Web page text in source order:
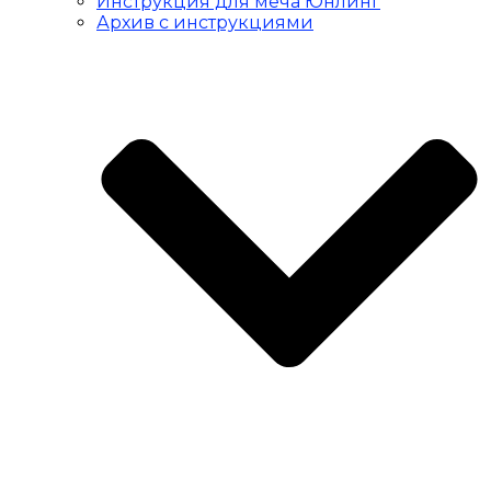
Архив с инструкциями